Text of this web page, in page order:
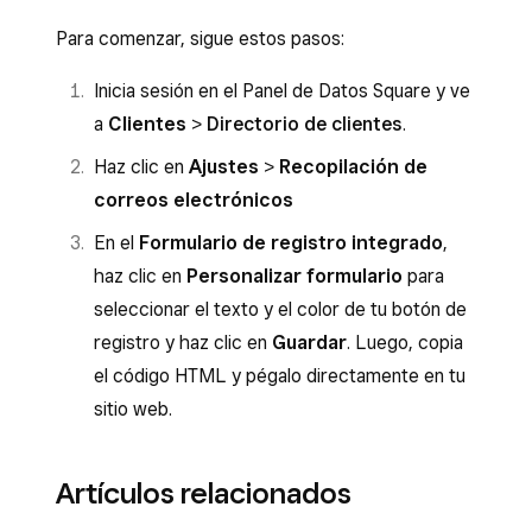
Para comenzar, sigue estos pasos:
Inicia sesión en el Panel de Datos Square y ve
a Clientes > Directorio de clientes.
Haz clic en Ajustes > Recopilación de
correos electrónicos
En el Formulario de registro integrado,
haz clic en Personalizar formulario para
seleccionar el texto y el color de tu botón de
registro y haz clic en Guardar. Luego, copia
el código HTML y pégalo directamente en tu
sitio web.
Artículos relacionados